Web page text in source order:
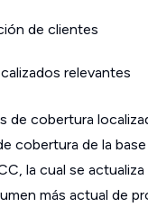
de clientes
relevantes
de cobertura
cobertura de la
la cual se actualiza
más actual de